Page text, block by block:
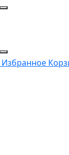
Избранное